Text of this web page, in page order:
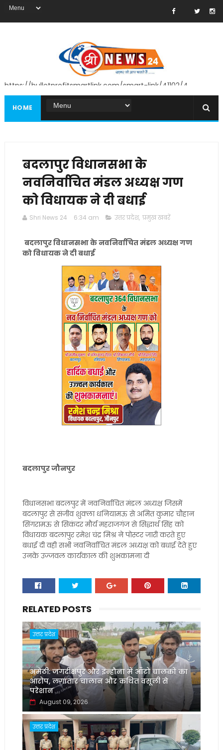
https://bulletprofitsmartlink.com/smart-link/41102/4
HOME
बदलापुर विधानसभा के
नवनिर्वाचित मंडल अध्यक्ष गण
को विधायक ने दी बधाई
Shri News 24 6:34 am उत्तर प्रदेश, प्रमुख खबरें
बदलापुर विधानसभा के नवनिर्वाचित मंडल अध्यक्ष गण
को विधायक ने दी बधाई
बदलापुर जौनपुर
विधानसभा बदलपुर में नवनिर्वाचित मंडल अध्यक्ष जिसमें
बदलापुर से संजीव शुक्ला धनियामऊ से अमित कुमार चौहान
सिंगरामऊ से सिकंदर मौर्य महराजगंज से सिद्धार्थ सिंह को
विधायक बदलापुर रमेश चंद्र मिश्र ने पोस्टर जारी करते हुए
बधाई दी वही सभी नवनिर्वाचित मंडल अध्यक्ष को बधाई देते हुए
उनके उज्जवल कार्यकाल की शुभकामना दी
RELATED POSTS
उत्तर प्रदेश
अमेठी: जगदीशपुर और इन्हौना में ऑटो चालकों का
आरोप, लगातार चालान और कथित वसूली से
परेशान
August 09, 2026
उत्तर प्रदेश